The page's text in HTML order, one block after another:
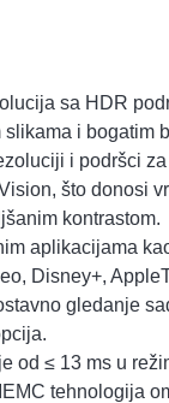
sa HDR
i bogatim
i podršci
što donosi
kontrastom.
aplikacijama
Disney+,
gledanje
od ≤ 13 ms u
tehnologija